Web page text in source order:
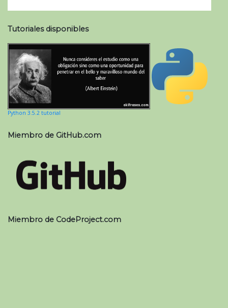
Tutoriales disponibles
Python 3.5.2 tutorial
Miembro de GitHub.com
Miembro de CodeProject.com